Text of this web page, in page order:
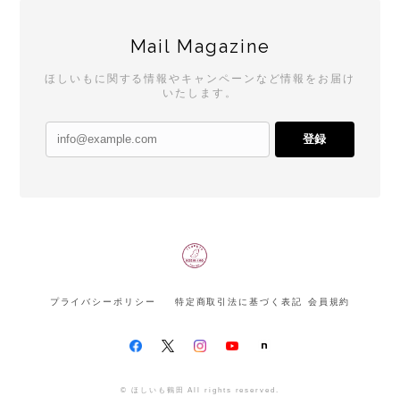
Mail Magazine
ほしいもに関する情報やキャンペーンなど情報をお届け
いたします。
登録
プライバシーポリシー 特定商取引法に基づく表記 会員規約
© ほしいも鶴田 All rights reserved.